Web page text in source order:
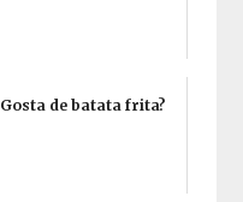
Gosta de batata frita?